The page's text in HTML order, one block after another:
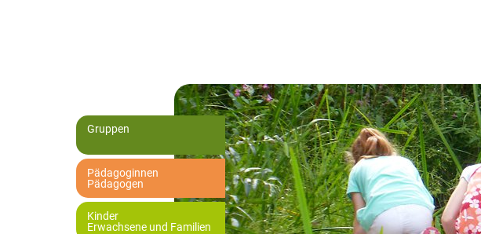
Gruppen
Pädagoginnen
Pädagogen
Kinder
Erwachsene und Familien